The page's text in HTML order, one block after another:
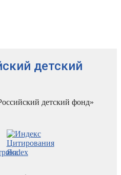
детский
детский фонд»